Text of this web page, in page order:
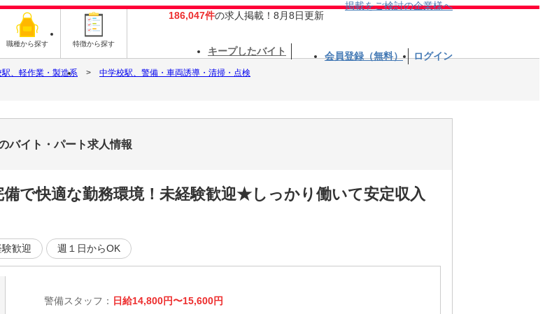
職種から探す 特徴から探す
186,047件の求人掲載！8月8日更新
掲載をご検討の企業様へ
キープしたバイト 会員登録（無料） ログイン
駅、軽作業・製造系
中学校駅、警備・車両誘導・清掃・点検
バイト・パート求人情報
備で快適な勤務環境！未経験歓迎★しっかり働いて安定収入
歓迎 週１日からOK
警備スタッフ： 日給14,800円〜15,600円